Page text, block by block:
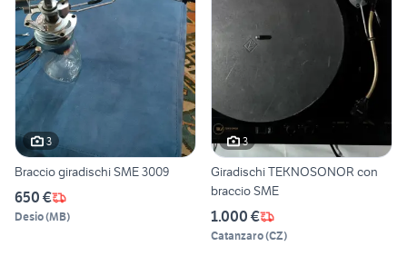
3
Braccio giradischi SME 3009
650 €
Desio(MB)
3
Giradischi TEKNOSONOR con
braccio SME
1.000 €
Catanzaro(CZ)